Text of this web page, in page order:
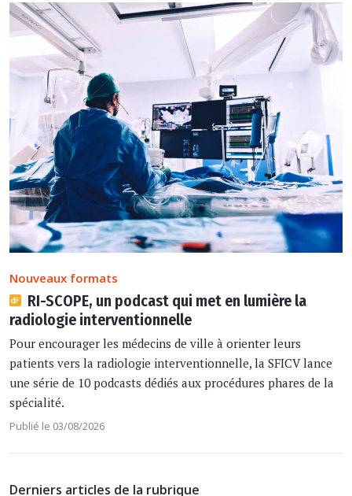
Nouveaux formats
RI-SCOPE, un podcast qui met en lumière la
radiologie interventionnelle
Pour encourager les médecins de ville à orienter leurs
patients vers la radiologie interventionnelle, la SFICV lance
une série de 10 podcasts dédiés aux procédures phares de la
spécialité.
Publié le 03/08/2026
Derniers articles de la rubrique